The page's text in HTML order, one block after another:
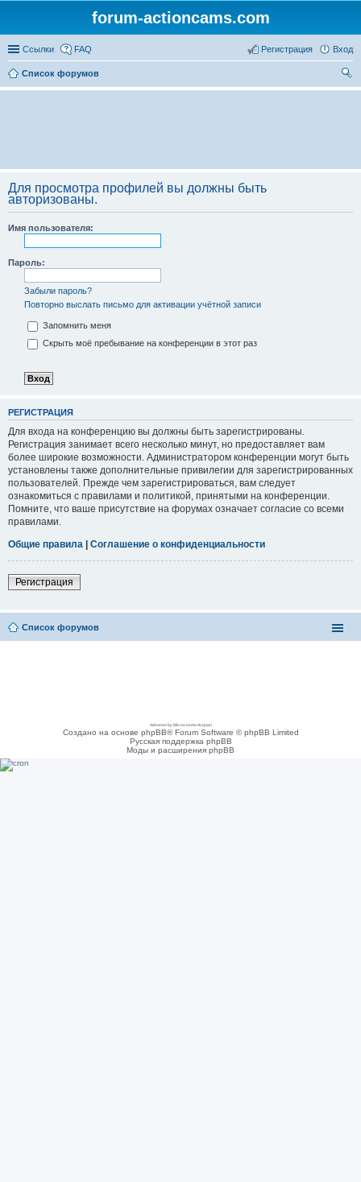
forum-actioncams.com
Ссылки FAQ Вход
Регистрация
Список форумов
ои
Для просмотра профилей вы должны быть
авторизованы.
Имя пользователя:
Пароль:
Забыли пароль?
Повторно выслать письмо для активации учётной записи
Запомнить меня
Скрыть моё пребывание на конференции в этот раз
РЕГИСТРАЦИЯ
Для входа на конференцию вы должны быть зарегистрированы.
Регистрация занимает всего несколько минут, но предоставляет вам
более широкие возможности. Администратором конференции могут быть
установлены также дополнительные привилегии для зарегистрированных
пользователей. Прежде чем зарегистрироваться, вам следует
ознакомиться с правилами и политикой, принятыми на конференции.
Помните, что ваше присутствие на форумах означает согласие со всеми
правилами.
Общие правила | Соглашение о конфиденциальности
Регистрация
Список форумов
Adsense by Microcosmo Acquari
Создано на основе phpBB® Forum Software © phpBB Limited
Русская поддержка phpBB
Моды и расширения phpBB